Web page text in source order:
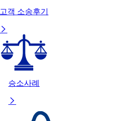
고객 소송후기

승소사례
